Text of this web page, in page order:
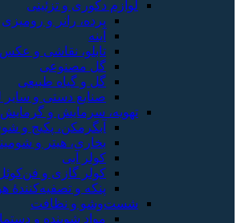
لوازم دکوری و تزئینی
پرده، رانر و رومیزی
آینه
تابلو، نقاشی و عکس
گل مصنوعی
گل و گیاه طبیعی
صنایع دستی و سایر
تهویه، سرمایش و گرمایش
آبگرمکن، پکیج و
بخاری، هیتر و
کولر آبی
کولر گازی و
پنکه و تصفیه‌کنندهٔ
شست‌وشو و نظافت
مواد شوینده و